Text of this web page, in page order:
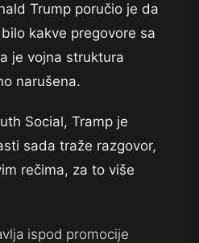
Trump poručio je da
bilo kakve pregovore sa
je vojna struktura
narušena.
Social, Tramp je
sada traže razgovor,
rečima, za to više
ispod promocije